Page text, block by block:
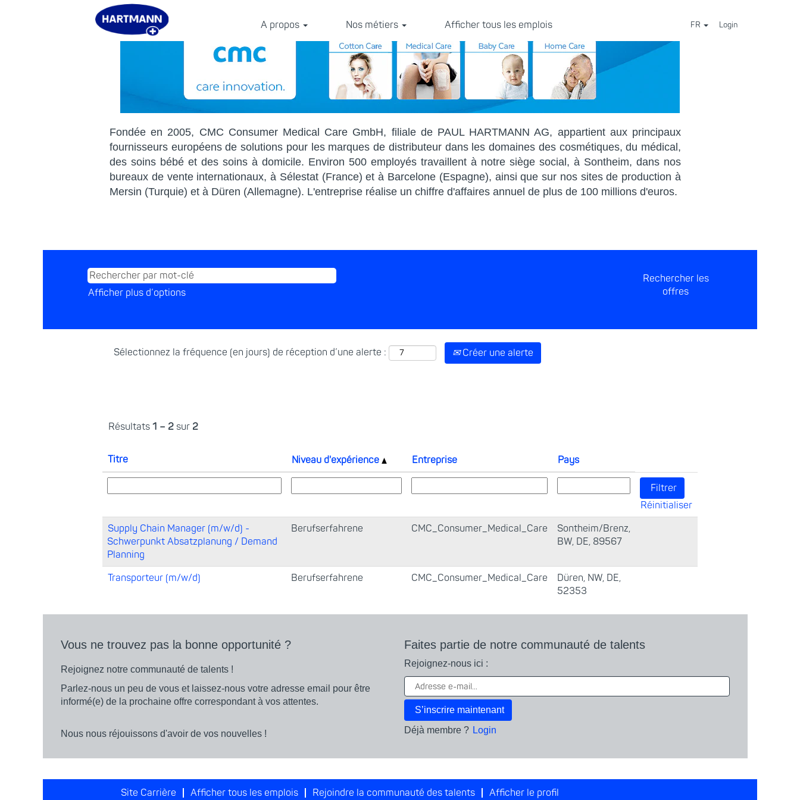
A propos Nos métiers Afficher tous les emplois FR Login
Fondée en 2005, CMC Consumer Medical Care GmbH, filiale de PAUL HARTMANN AG, appartient aux principaux
fournisseurs européens de solutions pour les marques de distributeur dans les domaines des cosmétiques, du médical,
des soins bébé et des soins à domicile. Environ 500 employés travaillent à notre siège social, à Sontheim, dans nos
bureaux de vente internationaux, à Sélestat (France) et à Barcelone (Espagne), ainsi que sur nos sites de production à
Mersin (Turquie) et à Düren (Allemagne). L'entreprise réalise un chiffre d'affaires annuel de plus de 100 millions d'euros.
Afficher plus d’options
Sélectionnez la fréquence (en jours) de réception d’une alerte : Créer une alerte
Résultats 1 – 2 sur 2
Titre Niveau d'expérience Entreprise Pays
Réinitialiser
Supply Chain Manager (m/w/d) -
Schwerpunkt Absatzplanung / Demand
Planning
Berufserfahrene CMC_Consumer_Medical_Care
Sontheim/Brenz,
BW, DE, 89567
Transporteur (m/w/d) Berufserfahrene CMC_Consumer_Medical_Care
Düren, NW, DE,
52353
Vous ne trouvez pas la bonne opportunité ?
Rejoignez notre communauté de talents !
Parlez-nous un peu de vous et laissez-nous votre adresse email pour être
informé(e) de la prochaine offre correspondant à vos attentes.
Nous nous réjouissons d'avoir de vos nouvelles !
Faites partie de notre communauté de talents
Rejoignez-nous ici :
Déjà membre ? Login
Site Carrière Afficher tous les emplois Rejoindre la communauté des talents Afficher le profil